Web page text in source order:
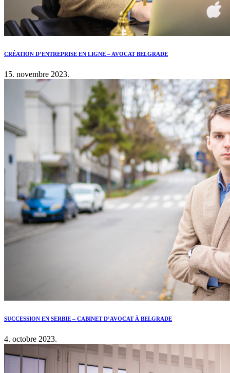
CRÉATION D’ENTREPRISE EN LIGNE – AVOCAT BELGRADE
15. novembre 2023.
SUCCESSION EN SERBIE – CABINET D’AVOCAT À BELGRADE
4. octobre 2023.